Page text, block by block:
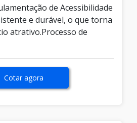
de Acessibilidade
e durável, o que torna
atrativo.Processo de
Cotar agora